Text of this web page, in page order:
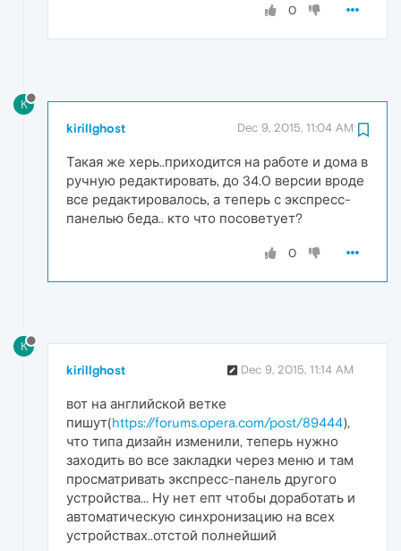
0
K
kirillghost Dec 9, 2015, 11:04 AM
Такая же херь..приходится на работе и дома в
ручную редактировать, до 34.0 версии вроде
все редактировалось, а теперь с экспресс-
панелью беда.. кто что посоветует?
0
K
kirillghost Dec 9, 2015, 11:14 AM
вот на английской ветке
пишут(https://forums.opera.com/post/89444),
что типа дизайн изменили, теперь нужно
заходить во все закладки через меню и там
просматривать экспресс-панель другого
устройства... Ну нет епт чтобы доработать и
автоматическую синхронизацию на всех
устройствах..отстой полнейший